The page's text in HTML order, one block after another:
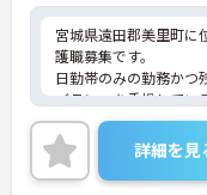
宮城県遠田郡美里町に
護職募集です。
日勤帯のみの勤務かつ
バランスを重視して
ご興味のある方はご面
でご気軽にお問合せく
詳細を見